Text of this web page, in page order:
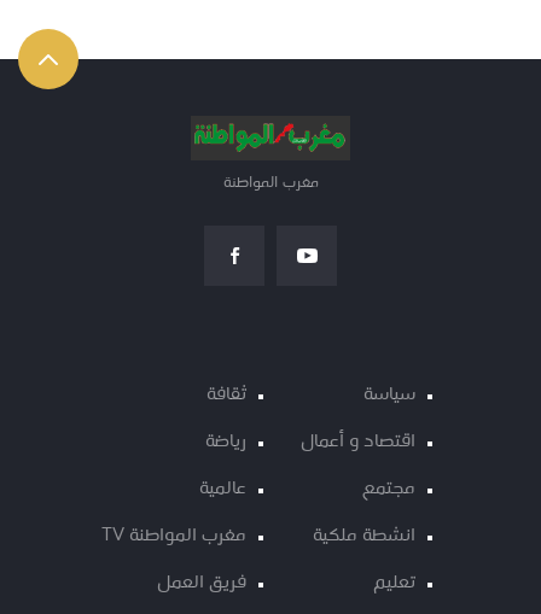
مغرب المواطنة
سياسة
اقتصاد و أعمال
مجتمع
انشطة ملكية
تعليم
ثقافة
رياضة
عالمية
مغرب المواطنة TV
فريق العمل